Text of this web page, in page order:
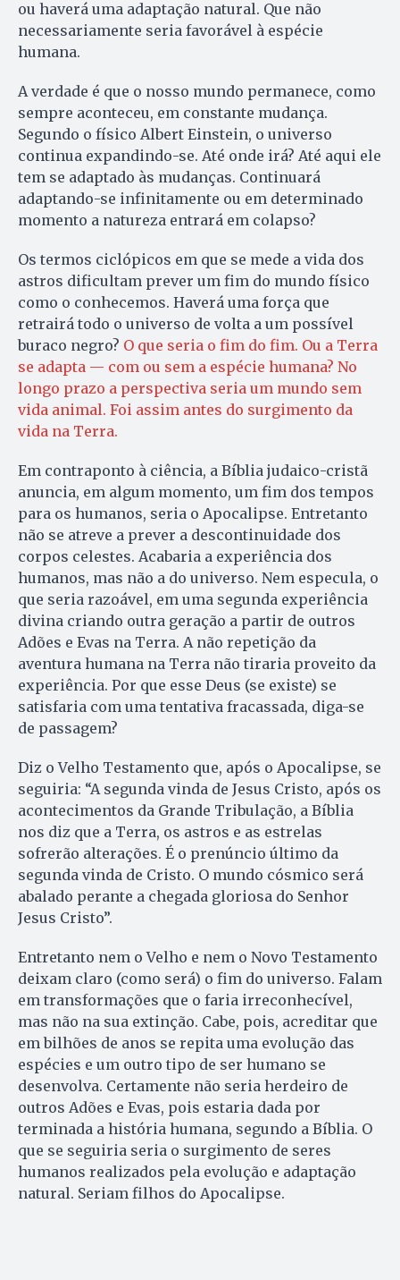
ou haverá uma adaptação natural. Que não
necessariamente seria favorável à espécie
humana.
A verdade é que o nosso mundo permanece, como
sempre aconteceu, em constante mudança.
Segundo o físico Albert Einstein, o universo
continua expandindo-se. Até onde irá? Até aqui ele
tem se adaptado às mudanças. Continuará
adaptando-se infinitamente ou em determinado
momento a natureza entrará em colapso?
Os termos ciclópicos em que se mede a vida dos
astros dificultam prever um fim do mundo físico
como o conhecemos. Haverá uma força que
retrairá todo o universo de volta a um possível
buraco negro? O que seria o fim do fim. Ou a Terra
se adapta — com ou sem a espécie humana? No
longo prazo a perspectiva seria um mundo sem
vida animal. Foi assim antes do surgimento da
vida na Terra.
Em contraponto à ciência, a Bíblia judaico-cristã
anuncia, em algum momento, um fim dos tempos
para os humanos, seria o Apocalipse. Entretanto
não se atreve a prever a descontinuidade dos
corpos celestes. Acabaria a experiência dos
humanos, mas não a do universo. Nem especula, o
que seria razoável, em uma segunda experiência
divina criando outra geração a partir de outros
Adões e Evas na Terra. A não repetição da
aventura humana na Terra não tiraria proveito da
experiência. Por que esse Deus (se existe) se
satisfaria com uma tentativa fracassada, diga-se
de passagem?
Diz o Velho Testamento que, após o Apocalipse, se
seguiria: “A segunda vinda de Jesus Cristo, após os
acontecimentos da Grande Tribulação, a Bíblia
nos diz que a Terra, os astros e as estrelas
sofrerão alterações. É o prenúncio último da
segunda vinda de Cristo. O mundo cósmico será
abalado perante a chegada gloriosa do Senhor
Jesus Cristo”.
Entretanto nem o Velho e nem o Novo Testamento
deixam claro (como será) o fim do universo. Falam
em transformações que o faria irreconhecível,
mas não na sua extinção. Cabe, pois, acreditar que
em bilhões de anos se repita uma evolução das
espécies e um outro tipo de ser humano se
desenvolva. Certamente não seria herdeiro de
outros Adões e Evas, pois estaria dada por
terminada a história humana, segundo a Bíblia. O
que se seguiria seria o surgimento de seres
humanos realizados pela evolução e adaptação
natural. Seriam filhos do Apocalipse.